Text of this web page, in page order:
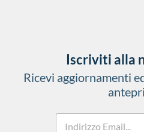
Iscriviti alla
Ricevi aggiornamenti
E